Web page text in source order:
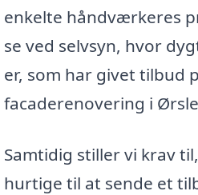
enkelte håndværkeres
se ved selvsyn, hvor
er, som har givet tilbud
facaderenovering i
Samtidig stiller vi krav
hurtige til at sende et